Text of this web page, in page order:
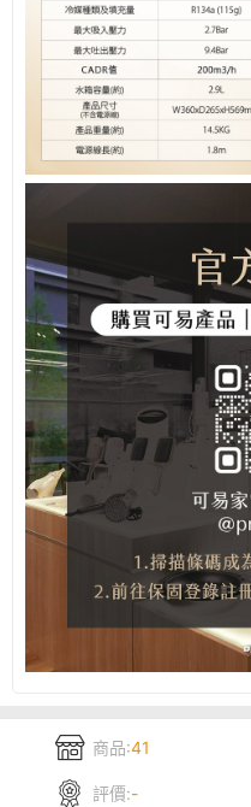
商品:41
評價:-